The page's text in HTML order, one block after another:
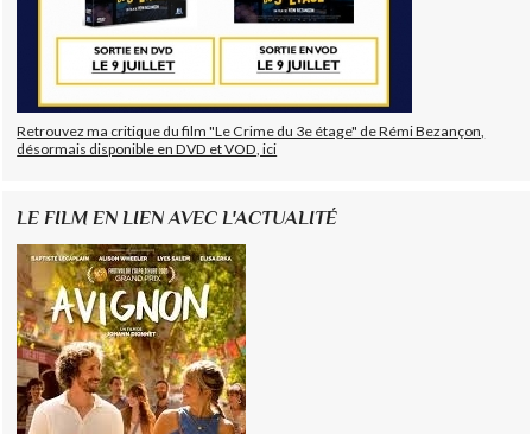
Retrouvez ma critique du film "Le Crime du 3e étage" de Rémi Bezançon,
désormais disponible en DVD et VOD, ici
LE FILM EN LIEN AVEC L'ACTUALITÉ